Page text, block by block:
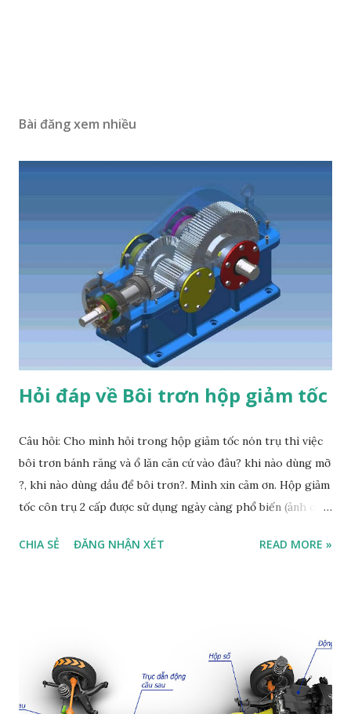
Bài đăng xem nhiều
Hỏi đáp về Bôi trơn hộp giảm tốc
Câu hỏi: Cho mình hỏi trong hộp giảm tốc nón trụ thì việc
bôi trơn bánh răng và ổ lăn căn cứ vào đâu? khi nào dùng mỡ
?, khi nào dùng dầu để bôi trơn?. Mình xin cảm ơn. Hộp giảm
tốc côn trụ 2 cấp được sử dụng ngày càng phổ biến (ảnh của
làm việc của hộp số nầy hoạt động liên tục, với mỡ bôi trơn
dùng cho hộp số có công suất lớn và nơi có nhiệt độ không
quá thấp ( gần về nhiệt độ âm sẽ làm cho mỡ bị hoá đặc ) -
bôi trơn bằng dầu nhờn: khi tần suất làm việc thấp nhằm
tránh hiện tượng sinh nhiệt làm mất tính nhờn bôi trơn của
CHIA SẺ ĐĂNG NHẬN XÉT READ MORE »